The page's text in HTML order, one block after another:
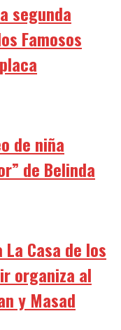
segunda
Famosos
de niña
de Belinda
Casa de los
organiza al
y Masad